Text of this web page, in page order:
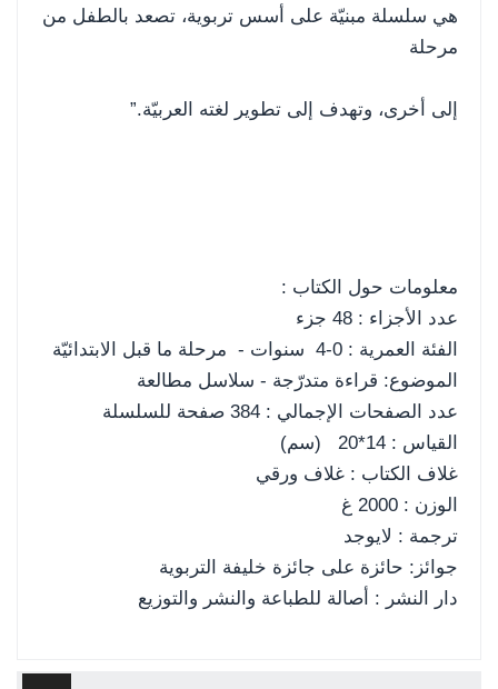
هي سلسلة مبنيّة على أسس تربوية، تصعد بالطفل من
مرحلة
إلى أخرى، وتهدف إلى تطوير لغته العربيّة.”
معلومات حول الكتاب :
عدد الأجزاء : 48 جزء
الفئة العمرية : 0-4 سنوات - مرحلة ما قبل الابتدائيّة
الموضوع: قراءة متدرّجة - سلاسل مطالعة
عدد الصفحات الإجمالي : 384 صفحة للسلسلة
القياس : 14*20 (سم)
غلاف الكتاب : غلاف ورقي
الوزن : 2000 غ
ترجمة : لايوجد
جوائز: حائزة على جائزة خليفة التربوية
دار النشر : أصالة للطباعة والنشر والتوزيع